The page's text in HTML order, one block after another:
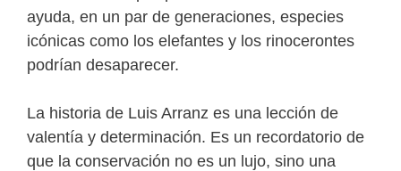
ayuda, en un par de generaciones, especies
icónicas como los elefantes y los rinocerontes
podrían desaparecer.
La historia de Luis Arranz es una lección de
valentía y determinación. Es un recordatorio de
que la conservación no es un lujo, sino una